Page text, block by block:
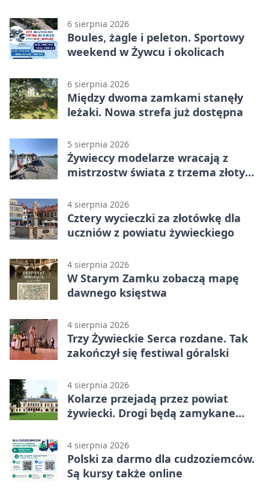
6 sierpnia 2026
Boules, żagle i peleton. Sportowy
weekend w Żywcu i okolicach
6 sierpnia 2026
Między dwoma zamkami stanęły
leżaki. Nowa strefa już dostępna
5 sierpnia 2026
Żywieccy modelarze wracają z
mistrzostw świata z trzema złotymi
4 sierpnia 2026
Cztery wycieczki za złotówkę dla
uczniów z powiatu żywieckiego
4 sierpnia 2026
W Starym Zamku zobaczą mapę
dawnego księstwa
4 sierpnia 2026
Trzy Żywieckie Serca rozdane. Tak
zakończył się festiwal góralski
4 sierpnia 2026
Kolarze przejadą przez powiat
żywiecki. Drogi będą zamykane
4 sierpnia 2026
Polski za darmo dla cudzoziemców.
Są kursy także online